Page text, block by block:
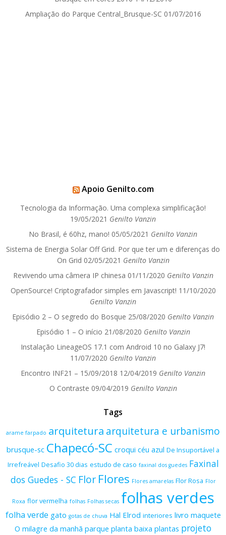
Ampliação do Parque Central_Brusque-SC 01/07/2016
Apoio Genilto.com
Tecnologia da Informação. Uma complexa simplificação!
19/05/2021 Genilto Vanzin
No Brasil, é 60hz, mano! 05/05/2021 Genilto Vanzin
Sistema de Energia Solar Off Grid. Por que ter um e diferenças do
On Grid 02/05/2021 Genilto Vanzin
Revivendo uma câmera IP chinesa 01/11/2020 Genilto Vanzin
OpenSource! Criptografador simples em Javascript! 11/10/2020
Genilto Vanzin
Episódio 2 – O segredo do Bosque 25/08/2020 Genilto Vanzin
Episódio 1 – O início 21/08/2020 Genilto Vanzin
Instalação LineageOS 17.1 com Android 10 no Galaxy J7!
11/07/2020 Genilto Vanzin
Encontro INF21 – 15/09/2018 12/04/2019 Genilto Vanzin
O Contraste 09/04/2019 Genilto Vanzin
Tags
arame farpado arquitetura arquitetura e urbanismo
brusque-sc Chapecó-SC croqui céu azul De Insuportável a
Irrefreável Desafio 30 dias estudo de caso faxinal dos guedes Faxinal
dos Guedes - SC Flor Flores Flores amarelas Flor Rosa Flor
Roxa flor vermelha folhas Folhas secas folhas verdes
folha verde gato gotas de chuva Hal Elrod interiores livro maquete
O milagre da manhã parque planta baixa plantas projeto